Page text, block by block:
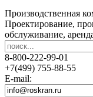
Производственная
Проектирование,
обслуживание,
8-800-222-99-01
+7(499) 755-88-55
E-mail: